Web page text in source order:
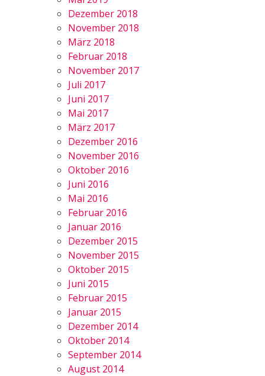
Dezember 2018
November 2018
März 2018
Februar 2018
November 2017
Juli 2017
Juni 2017
Mai 2017
März 2017
Dezember 2016
November 2016
Oktober 2016
Juni 2016
Mai 2016
Februar 2016
Januar 2016
Dezember 2015
November 2015
Oktober 2015
Juni 2015
Februar 2015
Januar 2015
Dezember 2014
Oktober 2014
September 2014
August 2014